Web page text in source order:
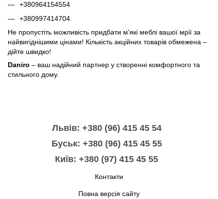
+380964154554
+380997414704
Не пропустіть можливість придбати м'які меблі вашої мрії за
найвигіднішими цінами! Кількість акційних товарів обмежена –
дійте швидко!
Daniro – ваш надійний партнер у створенні комфортного та
стильного дому.
Львів: +380 (96) 415 45 54
Буськ: +380 (96) 415 45 55
Київ: +380 (97) 415 45 55
Контакти
Повна версія сайту